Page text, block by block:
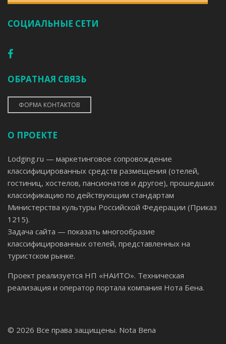
СОЦИАЛЬНЫЕ СЕТИ
ОБРАТНАЯ СВЯЗЬ
ФОРМА КОНТАКТОВ
О ПРОЕКТЕ
Lodging.ru — маркетинговое сопровождение
классифицированных средств размещения (отелей,
гостиниц, хостелов, пансионатов и другое), прошедших
классификацию по действующим стандартам
Министерства культуры Российской Федерации (Приказ
1215).
Задача сайта — показать многообразие
классифицированных отелей, представленных на
туристском рынке.
Проект реализуется НП «НАИТО». Техническая
реализация и оператор портала компания Нота Бена.
© 2026 Все права защищены. Nota Bena